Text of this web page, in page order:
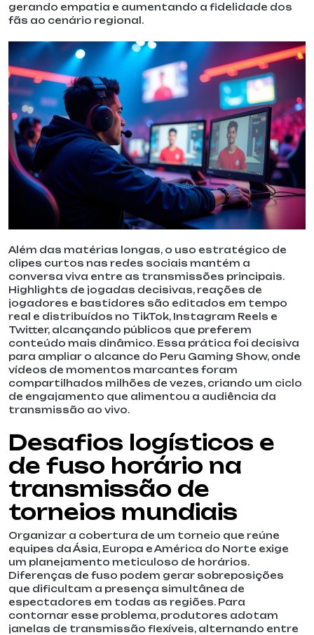
gerando empatia e aumentando a fidelidade dos
fãs ao cenário regional.
Além das matérias longas, o uso estratégico de
clipes curtos nas redes sociais mantém a
conversa viva entre as transmissões principais.
Highlights de jogadas decisivas, reações de
jogadores e bastidores são editados em tempo
real e distribuídos no TikTok, Instagram Reels e
Twitter, alcançando públicos que preferem
conteúdo mais dinâmico. Essa prática foi decisiva
para ampliar o alcance do Peru Gaming Show, onde
vídeos de momentos marcantes foram
compartilhados milhões de vezes, criando um ciclo
de engajamento que alimentou a audiência da
transmissão ao vivo.
Desafios logísticos e
de fuso horário na
transmissão de
torneios mundiais
Organizar a cobertura de um torneio que reúne
equipes da Ásia, Europa e América do Norte exige
um planejamento meticuloso de horários.
Diferenças de fuso podem gerar sobreposições
que dificultam a presença simultânea de
espectadores em todas as regiões. Para
contornar esse problema, produtores adotam
janelas de transmissão flexíveis, alternando entre